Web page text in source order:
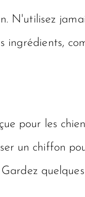
N'utilisez
ingrédients,
pour les
un chiffon